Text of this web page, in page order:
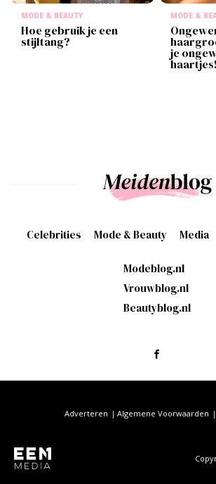
MODE & BEAUTY
Hoe gebruik je een
stijltang?
MODE &
je
haartjes!
Celebrities Mode & Beauty Media
Modeblog.nl
Vrouwblog.nl
Beautyblog.nl
Adverteren Algemene Voorwaarden